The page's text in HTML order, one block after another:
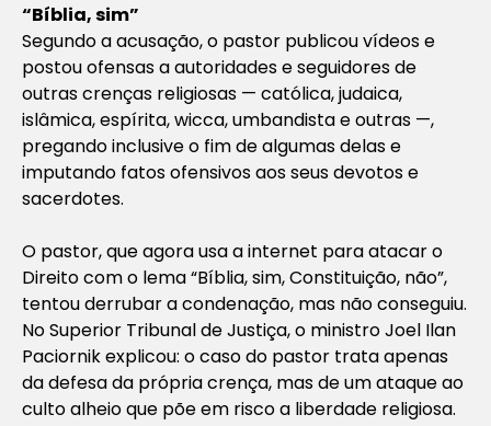
“Bíblia, sim”
Segundo a acusação, o pastor publicou vídeos e
postou ofensas a autoridades e seguidores de
outras crenças religiosas — católica, judaica,
islâmica, espírita, wicca, umbandista e outras —,
pregando inclusive o fim de algumas delas e
imputando fatos ofensivos aos seus devotos e
sacerdotes.
O pastor, que agora usa a internet para atacar o
Direito com o lema “Bíblia, sim, Constituição, não”,
tentou derrubar a condenação, mas não conseguiu.
No Superior Tribunal de Justiça, o ministro Joel Ilan
Paciornik explicou: o caso do pastor trata apenas
da defesa da própria crença, mas de um ataque ao
culto alheio que põe em risco a liberdade religiosa.